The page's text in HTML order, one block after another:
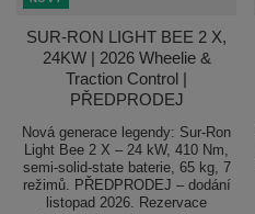
SUR-RON LIGHT BEE 2 X,
24KW | 2026 Wheelie &
Traction Control |
PŘEDPRODEJ
Nová generace legendy: Sur-Ron
Light Bee 2 X – 24 kW, 410 Nm,
semi-solid-state baterie, 65 kg, 7
režimů. PŘEDPRODEJ – dodání
listopad 2026. Rezervace